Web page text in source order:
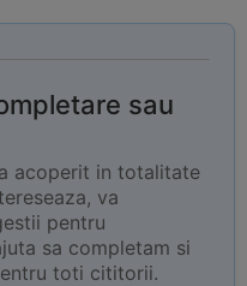
sau
acoperit in totalitate
va
pentru
sa completam si
toti cititorii.